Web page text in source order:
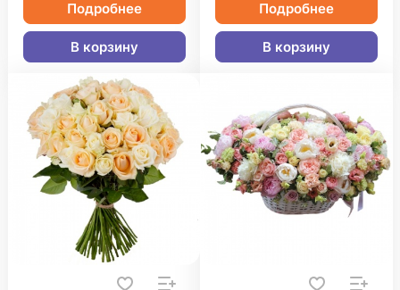
Подробнее
В корзину
Подробнее
В корзину